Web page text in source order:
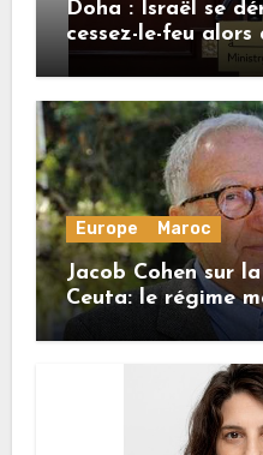
Doha : Israël se
cessez-le-feu alors
honore ses
Europe Maroc
Jacob Cohen sur
Ceuta: le régime
bonne part de sa
de l’Union